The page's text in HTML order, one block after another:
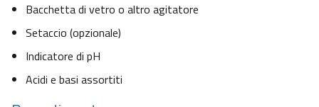
Bacchetta di vetro o altro agitatore
Setaccio (opzionale)
Indicatore di pH
Acidi e basi assortiti